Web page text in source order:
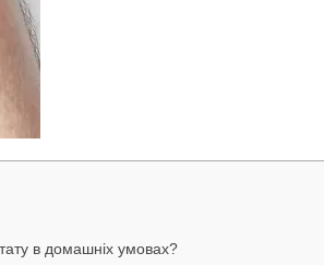
в домашніх умовах?